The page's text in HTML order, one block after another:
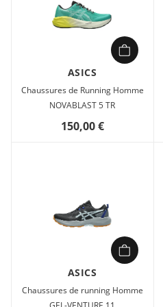
ASICS
Chaussures de Running Homme
NOVABLAST 5 TR
150,00 €
ASICS
Chaussures de running Homme